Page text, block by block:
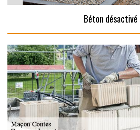
Béton désactivé